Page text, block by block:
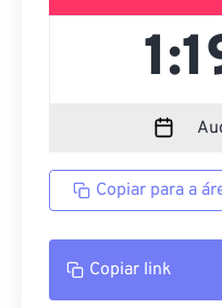
Copiar para a
Copiar link